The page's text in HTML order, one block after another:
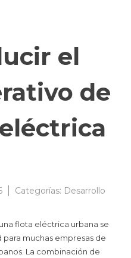
el
de
Categorías: Desarrollo
flota eléctrica urbana se
muchas empresas de
La combinación de